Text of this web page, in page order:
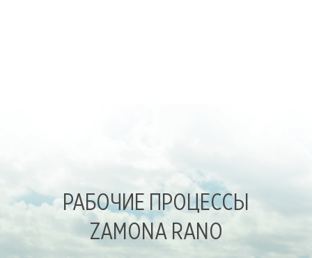
РАБОЧИЕ ПРОЦЕССЫ
ZAMONA RANO